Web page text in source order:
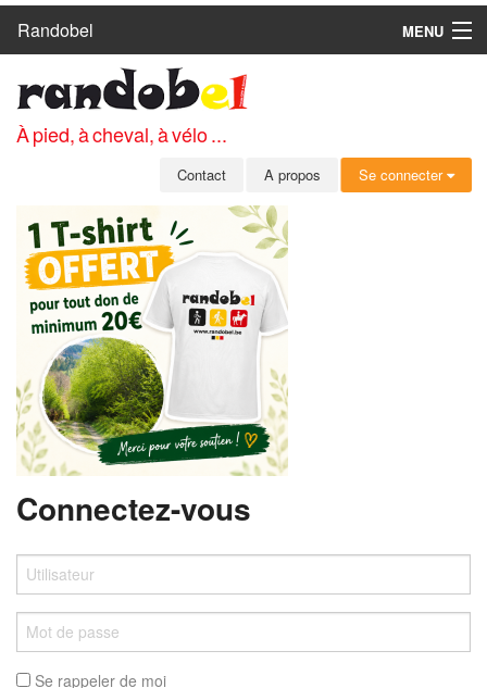
Randobel
MENU
CIRCUITS
CLUBS
MEMBRES
SE CONNECTER
INSCRIPTION GRATUITE
MOT DE PASSE OUBLIÉ
À pied, à cheval, à vélo ...
Contact A propos Se connecter
Connectez-vous
Se rappeler de moi